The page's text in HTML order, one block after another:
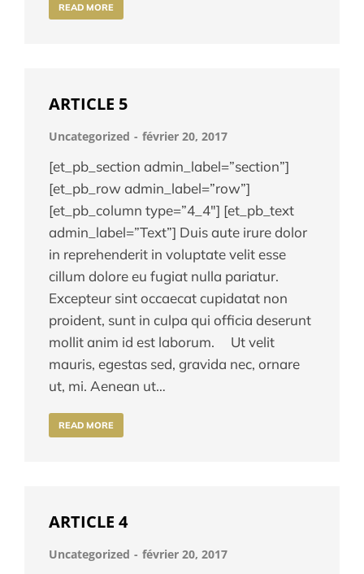
READ MORE
ARTICLE 5
Uncategorized février 20, 2017
[et_pb_section admin_label=”section”]
[et_pb_row admin_label=”row”]
[et_pb_column type=”4_4″] [et_pb_text
admin_label=”Text”] Duis aute irure dolor
in reprehenderit in voluptate velit esse
cillum dolore eu fugiat nulla pariatur.
Excepteur sint occaecat cupidatat non
proident, sunt in culpa qui officia deserunt
mollit anim id est laborum. Ut velit
mauris, egestas sed, gravida nec, ornare
ut, mi. Aenean ut…
READ MORE
ARTICLE 4
Uncategorized février 20, 2017